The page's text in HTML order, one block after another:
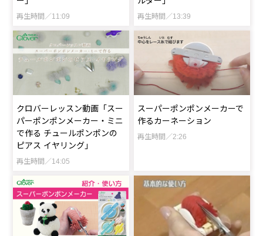
再生時間／11:09 再生時間／13:39
クロバーレッスン動画「スー
パーポンポンメーカー・ミニ
で作る チュールポンポンの
ピアス イヤリング」
再生時間／14:05
スーパーポンポンメーカーで
作るカーネーション
再生時間／2:26